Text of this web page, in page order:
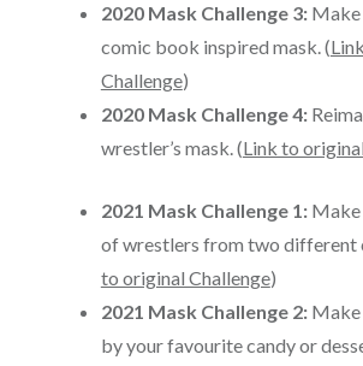
2020 Mask Challenge 3:Make
comic book inspired mask. (
Challenge)
2020 Mask Challenge 4:
wrestler’s mask. (Link to
2021 Mask Challenge 1:Make
of wrestlers from two different
to original Challenge)
2021 Mask Challenge 2:Make
by your favourite candy or